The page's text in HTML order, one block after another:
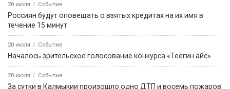
20 июля Событие
Россиян будут оповещать о взятых кредитах на их имя в
течение 15 минут
20 июля Событие
Началось зрительское голосование конкурса «Теегин айс»
20 июля Событие
За сутки в Калмыкии произошло одно ДТП и восемь пожаров